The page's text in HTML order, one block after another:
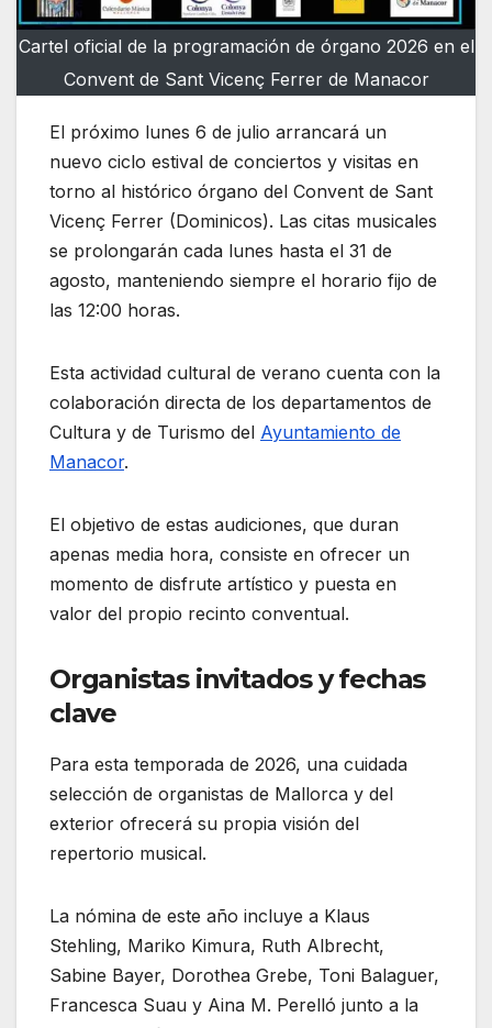
Cartel oficial de la programación de órgano 2026 en el
Convent de Sant Vicenç Ferrer de Manacor
El próximo lunes 6 de julio arrancará un
nuevo ciclo estival de conciertos y visitas en
torno al histórico órgano del Convent de Sant
Vicenç Ferrer (Dominicos). Las citas musicales
se prolongarán cada lunes hasta el 31 de
agosto, manteniendo siempre el horario fijo de
las 12:00 horas.
Esta actividad cultural de verano cuenta con la
colaboración directa de los departamentos de
Cultura y de Turismo del Ayuntamiento de
Manacor.
El objetivo de estas audiciones, que duran
apenas media hora, consiste en ofrecer un
momento de disfrute artístico y puesta en
valor del propio recinto conventual.
Organistas invitados y fechas
clave
Para esta temporada de 2026, una cuidada
selección de organistas de Mallorca y del
exterior ofrecerá su propia visión del
repertorio musical.
La nómina de este año incluye a Klaus
Stehling, Mariko Kimura, Ruth Albrecht,
Sabine Bayer, Dorothea Grebe, Toni Balaguer,
Francesca Suau y Aina M. Perelló junto a la